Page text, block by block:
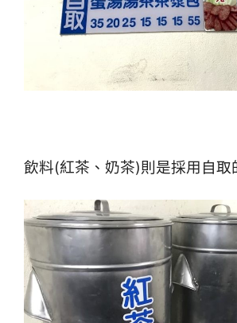
飲料(紅茶、奶茶)則是採用自取